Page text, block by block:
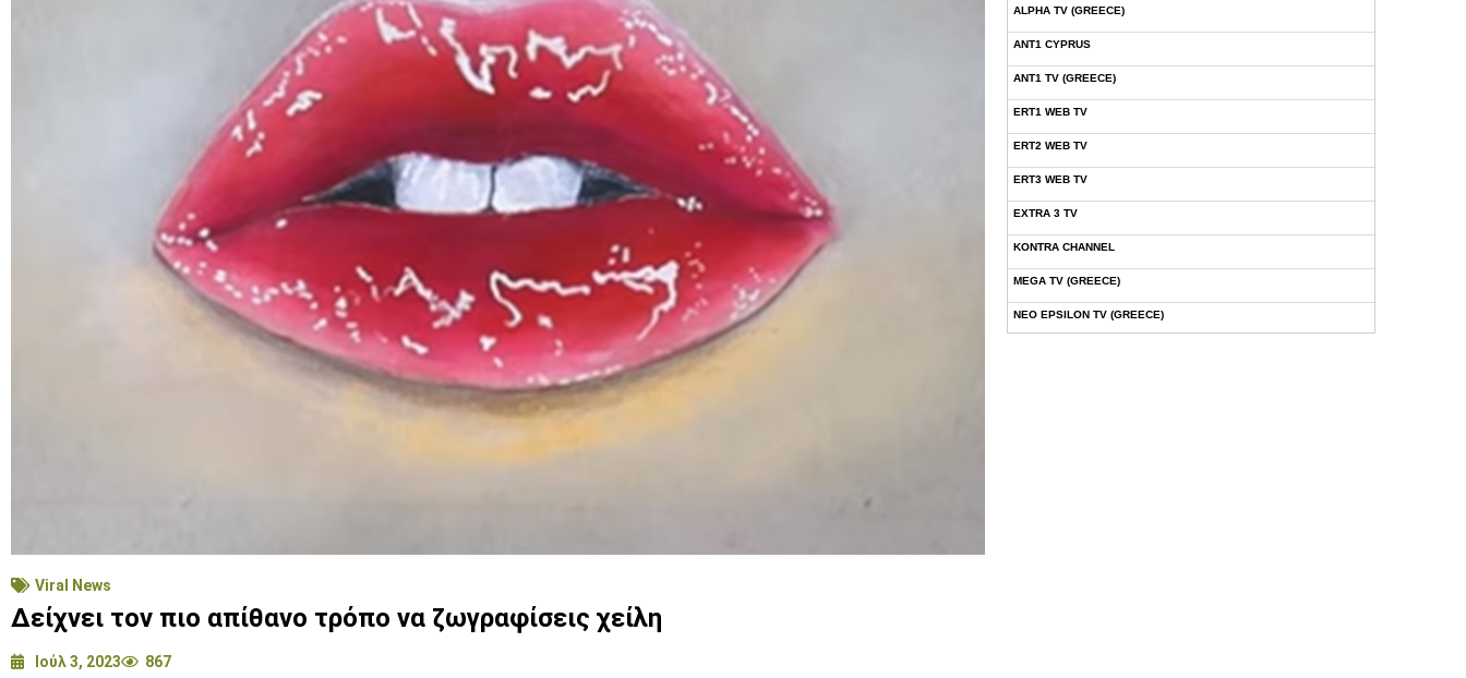
Viral News
Δείχνει τον πιο απίθανο τρόπο να ζωγραφίσεις χείλη
Ιούλ 3, 2023 867
ALPHA TV (GREECE)
ANT1 CYPRUS
ANT1 TV (GREECE)
ERT1 WEB TV
ERT2 WEB TV
ERT3 WEB TV
EXTRA 3 TV
KONTRA CHANNEL
MEGA TV (GREECE)
NEO EPSILON TV (GREECE)